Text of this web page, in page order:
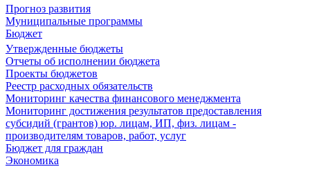
Прогноз развития
Муниципальные программы
Бюджет
Утвержденные бюджеты
Отчеты об исполнении бюджета
Проекты бюджетов
Реестр расходных обязательств
Мониторинг качества финансового менеджмента
Мониторинг достижения результатов предоставления
субсидий (грантов) юр. лицам, ИП, физ. лицам -
производителям товаров, работ, услуг
Бюджет для граждан
Экономика